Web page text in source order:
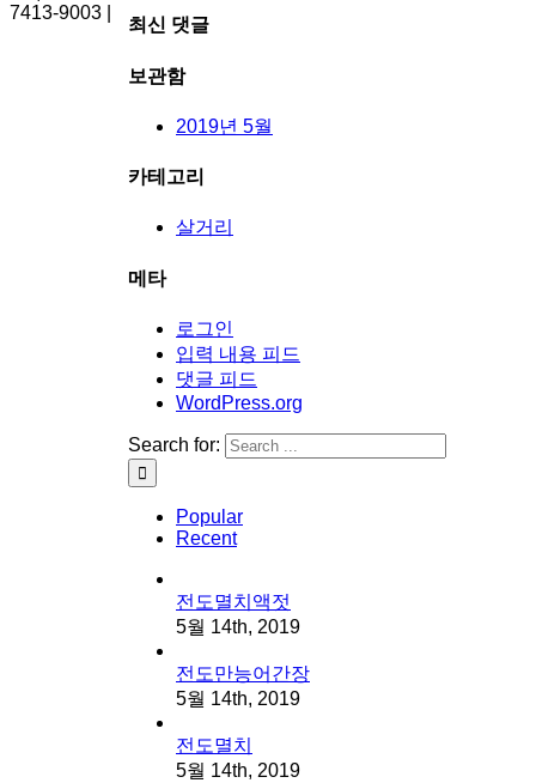
최신 댓글
보관함
2019년 5월
카테고리
살거리
메타
로그인
입력 내용 피드
댓글 피드
WordPress.org
Search for:
Popular
Recent
전도멸치액젓
5월 14th, 2019
전도만능어간장
5월 14th, 2019
전도멸치
5월 14th, 2019
7413-9003 |